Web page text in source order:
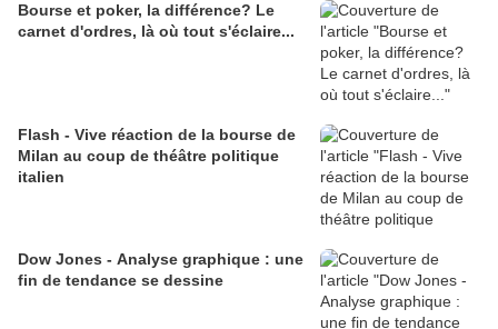
Bourse et poker, la différence? Le
carnet d'ordres, là où tout s'éclaire...
Flash - Vive réaction de la bourse de
Milan au coup de théâtre politique
italien
Dow Jones - Analyse graphique : une
fin de tendance se dessine